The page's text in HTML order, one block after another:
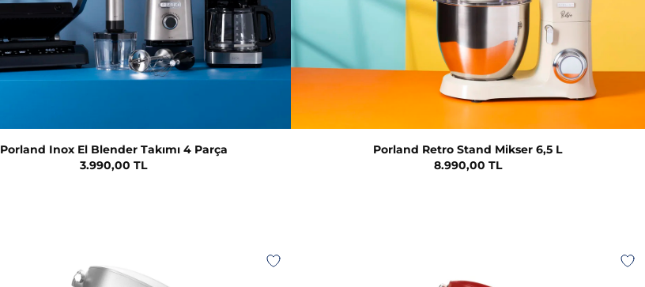
Porland Inox El Blender Takımı 4 Parça
3.990,00 TL
Porland Retro Stand Mikser 6,5 L
8.990,00 TL